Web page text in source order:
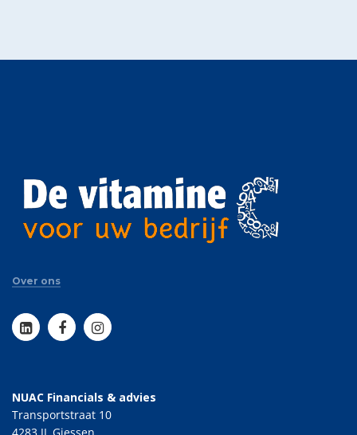
Over ons
NUAC Financials & advies
Transportstraat 10